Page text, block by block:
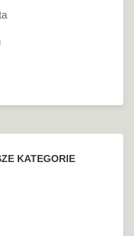
KATEGORIE